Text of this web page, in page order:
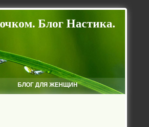
Блог Настика.
БЛОГ ДЛЯ ЖЕНЩИН